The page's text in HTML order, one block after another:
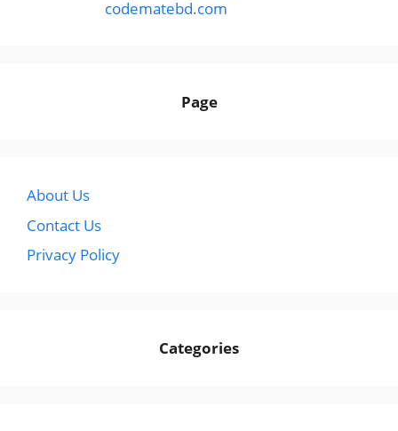
codematebd.com
Page
About Us
Contact Us
Privacy Policy
Categories